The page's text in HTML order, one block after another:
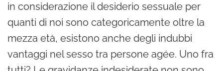
in considerazione il desiderio sessuale per
quanti di noi sono categoricamente oltre la
mezza età, esistono anche degli indubbi
vantaggi nel sesso tra persone agée. Uno fra